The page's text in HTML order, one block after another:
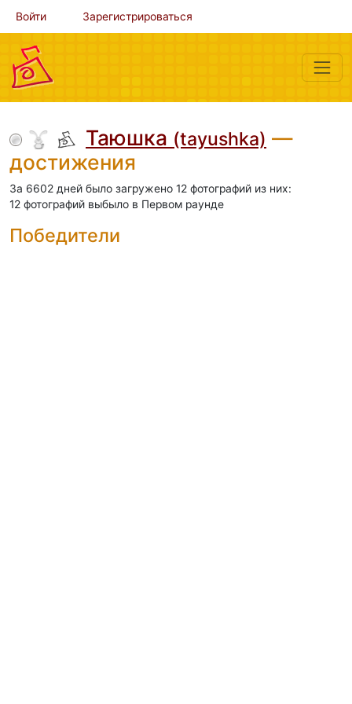
Войти Зарегистрироваться
Таюшка (tayushka) —
достижения
За 6602 дней было загружено 12 фотографий из них:
12 фотографий выбыло в Первом раунде
Победители